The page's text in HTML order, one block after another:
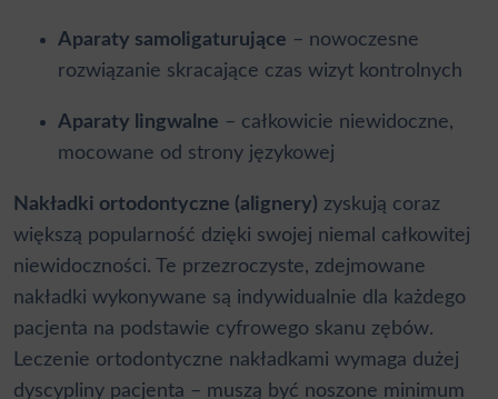
Aparaty samoligaturujące – nowoczesne
rozwiązanie skracające czas wizyt kontrolnych
Aparaty lingwalne – całkowicie niewidoczne,
mocowane od strony językowej
Nakładki ortodontyczne (alignery) zyskują coraz
większą popularność dzięki swojej niemal całkowitej
niewidoczności. Te przezroczyste, zdejmowane
nakładki wykonywane są indywidualnie dla każdego
pacjenta na podstawie cyfrowego skanu zębów.
Leczenie ortodontyczne nakładkami wymaga dużej
dyscypliny pacjenta – muszą być noszone minimum